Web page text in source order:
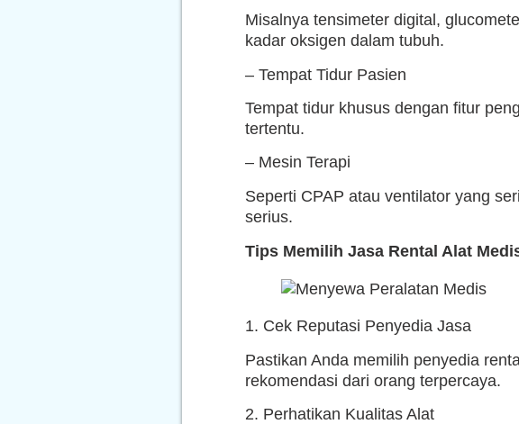
Misalnya tensimeter digital,
kadar oksigen dalam tubuh.
– Tempat Tidur Pasien
Tempat tidur khusus dengan fitur
tertentu.
– Mesin Terapi
Seperti CPAP atau ventilator yang
serius.
Tips Memilih Jasa Rental Alat
1. Cek Reputasi Penyedia Jasa
Pastikan Anda memilih penyedia
rekomendasi dari orang terpercaya.
2. Perhatikan Kualitas Alat